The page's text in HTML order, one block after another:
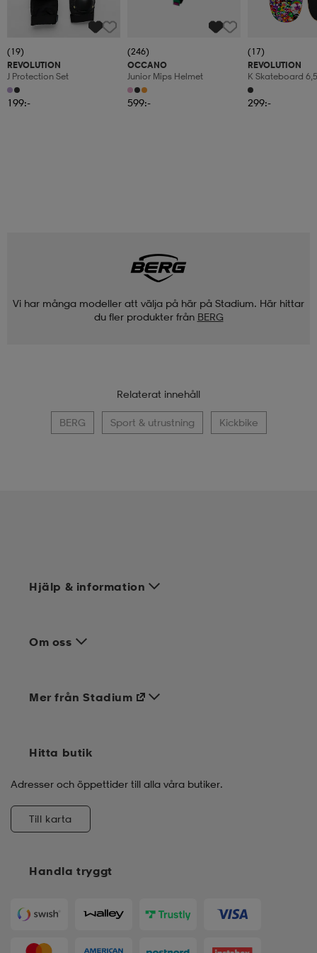
(19)
REVOLUTION
J Protection Set
199:-
(246)
OCCANO
Junior Mips Helmet
599:-
(17)
REVOLUTION
K Skateboard 6,5
299:-
Vi har många modeller att välja på här på Stadium. Här hittar
du fler produkter från BERG
Relaterat innehåll
BERG Sport & utrustning Kickbike
Hjälp & information
Om oss
Handla tryggt
Mer från Stadium
Hitta butik
Adresser och öppettider till alla våra butiker.
Till karta